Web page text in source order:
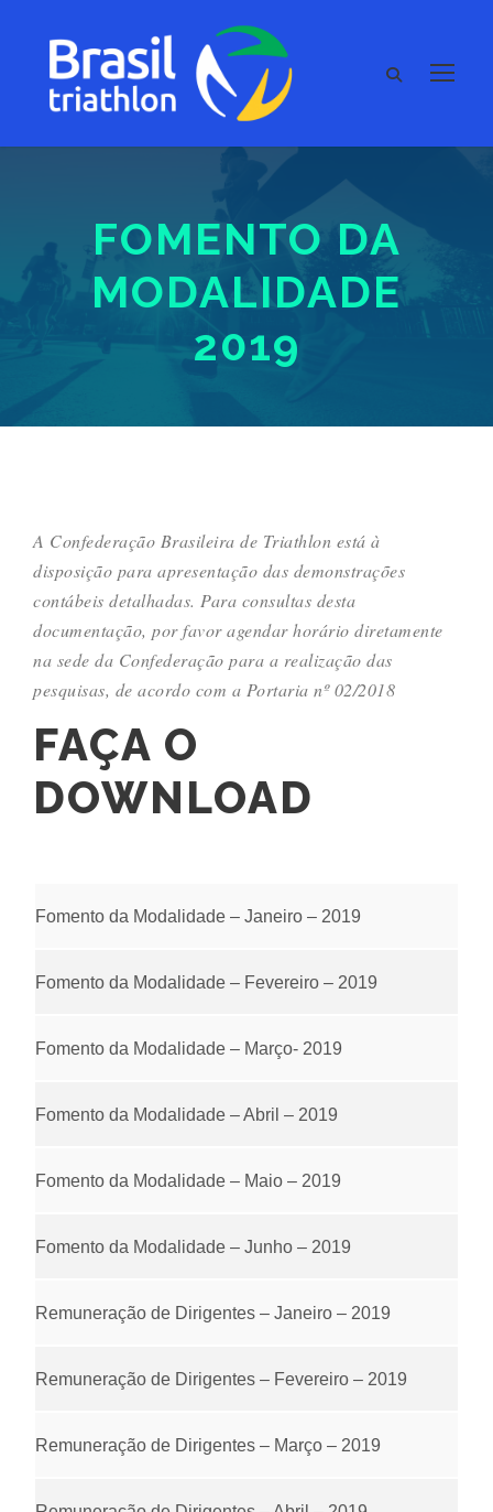
FOMENTO DA
MODALIDADE
2019
A Confederação Brasileira de Triathlon está à
disposição para apresentação das demonstrações
contábeis detalhadas. Para consultas desta
documentação, por favor agendar horário diretamente
na sede da Confederação para a realização das
pesquisas, de acordo com a Portaria nº 02/2018
FAÇA O
DOWNLOAD
Fomento da Modalidade – Janeiro – 2019
Fomento da Modalidade – Fevereiro – 2019
Fomento da Modalidade – Março- 2019
Fomento da Modalidade – Abril – 2019
Fomento da Modalidade – Maio – 2019
Fomento da Modalidade – Junho – 2019
Remuneração de Dirigentes – Janeiro – 2019
Remuneração de Dirigentes – Fevereiro – 2019
Remuneração de Dirigentes – Março – 2019